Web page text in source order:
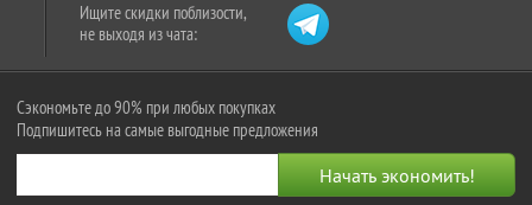
Ищите скидки поблизости,
не выходя из чата:
Сэкономьте до 90% при любых покупках
Подпишитесь на самые выгодные предложения